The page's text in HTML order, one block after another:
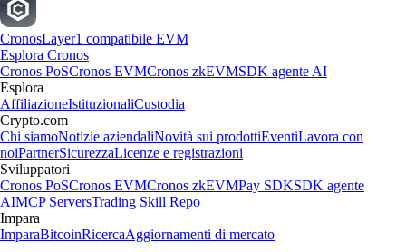
CronosLayer1 compatibile EVM
Esplora Cronos
Cronos PoSCronos EVMCronos zkEVMSDK agente AI
Esplora
AffiliazioneIstituzionaliCustodia
Crypto.com
Chi siamoNotizie aziendaliNovità sui prodottiEventiLavora con
noiPartnerSicurezzaLicenze e registrazioni
Sviluppatori
Cronos PoSCronos EVMCronos zkEVMPay SDKSDK agente
AIMCP ServersTrading Skill Repo
Impara
ImparaBitcoinRicercaAggiornamenti di mercato